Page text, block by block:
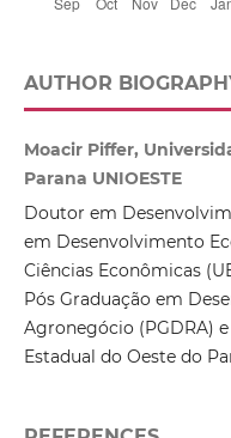
AUTHOR
Moacir Piffer,
Parana UNIOESTE
Doutor em
em Desenvolvimento
Ciências Econômicas
Pós Graduação em
Agronegócio (PGDRA)
Estadual do Oeste do